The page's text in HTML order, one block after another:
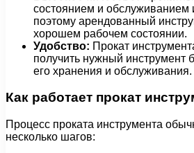
состоянием и обслуживанием
поэтому арендованный
хорошем рабочем состоянии.
Удобство: Прокат
получить нужный инструмент
его хранения и обслуживания.
Как работает прокат
Процесс проката инструмента
несколько шагов: